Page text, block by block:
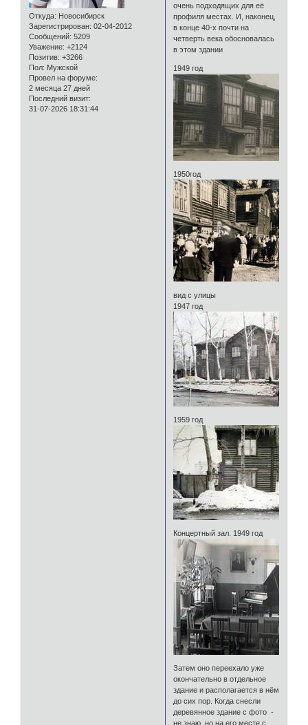
Откуда: Новосибирск
Зарегистрирован: 02-04-2012
Сообщений: 5209
Уважение: +2124
Позитив: +3266
Пол: Мужской
Провел на форуме:
2 месяца 27 дней
Последний визит:
31-07-2026 18:31:44
очень подходящих для её
профиля местах. И, наконец,
в конце 40-х почти на
четверть века обосновалась
в этом здании
1949 год
1950год
вид с улицы
1947 год
1959 год
Концертный зал. 1949 год
Затем оно переехало уже
окончательно в отдельное
здание и располагается в нём
до сих пор. Когда снесли
деревянное здание с фото -
не знаю, но на его месте с